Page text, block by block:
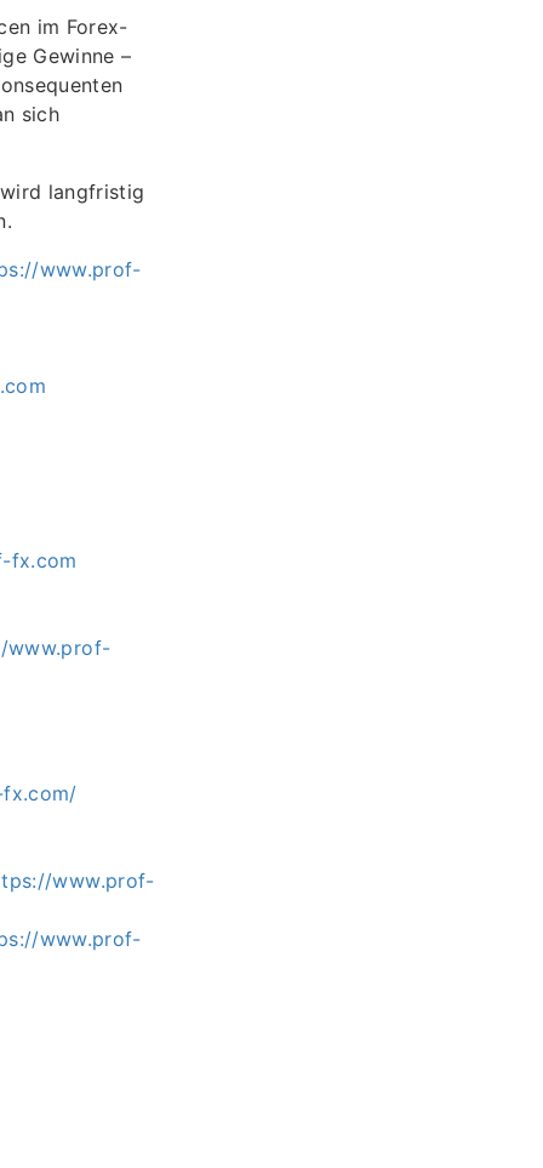
im Forex-
Gewinne –
sich
langfristig
www.prof-
fx.com
www.prof-
www.prof-
www.prof-